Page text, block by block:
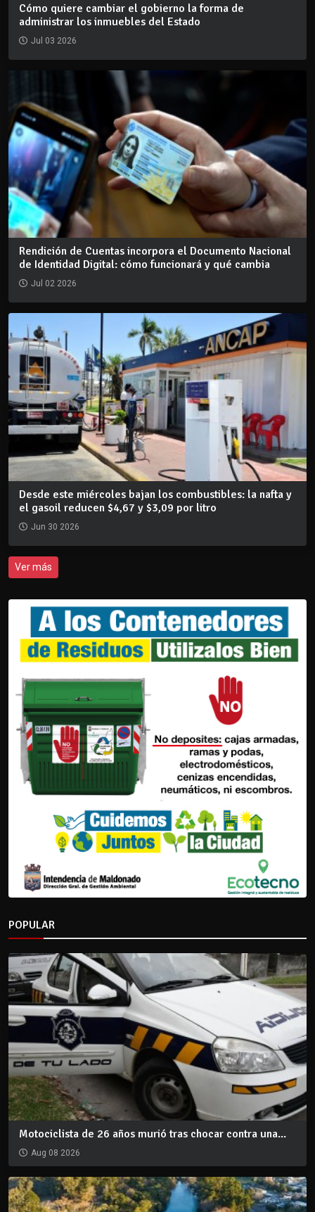
Cómo quiere cambiar el gobierno la forma de
administrar los inmuebles del Estado
Jul 03 2026
Rendición de Cuentas incorpora el Documento Nacional
de Identidad Digital: cómo funcionará y qué cambia
Jul 02 2026
Desde este miércoles bajan los combustibles: la nafta y
el gasoil reducen $4,67 y $3,09 por litro
Jun 30 2026
Ver más
POPULAR
Motociclista de 26 años murió tras chocar contra una...
Aug 08 2026